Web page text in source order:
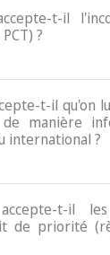
t-il
?
t-il qu'on
de manière
international ?
accepte-t-il
de priorité